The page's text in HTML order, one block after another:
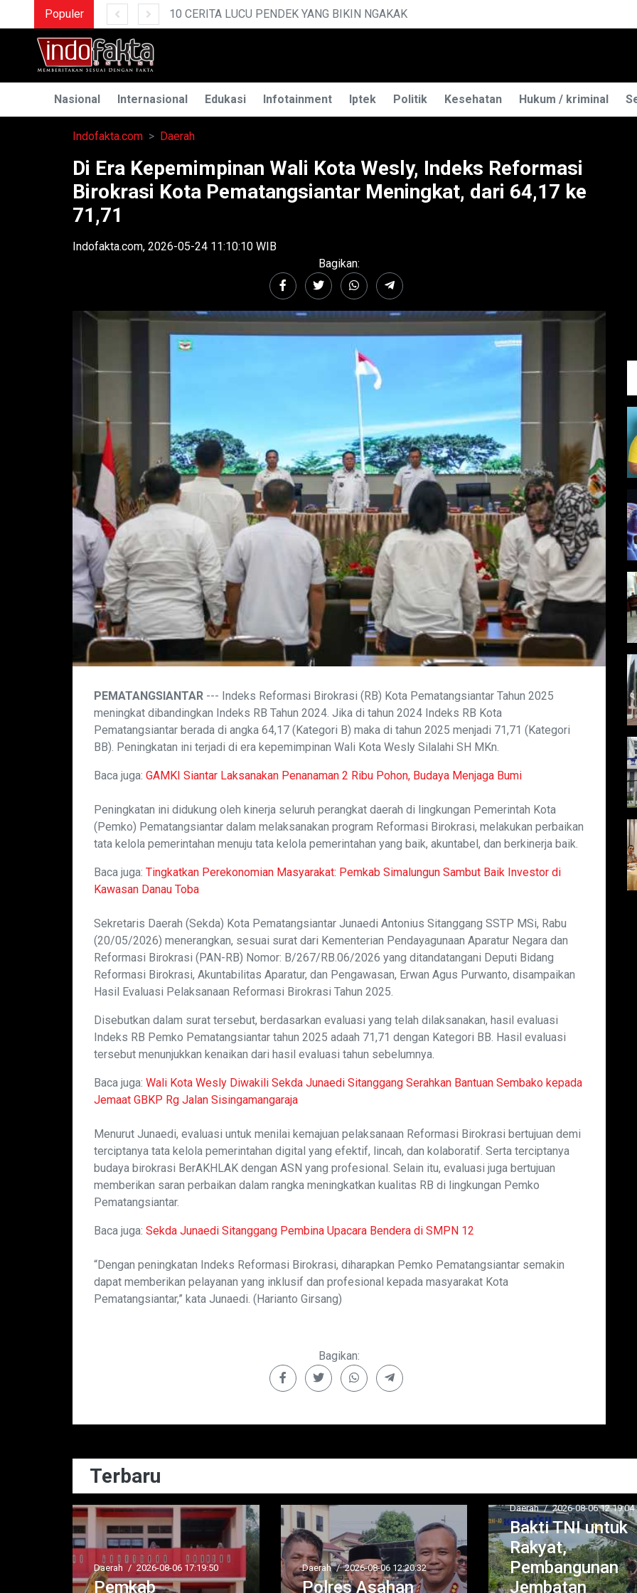
Populer
YANG BIKIN NGAKAK MENGUAK RAHASIA ILMU TELEPATI
Nasional Internasional Edukasi Infotainment Iptek Politik Kesehatan Hukum / kriminal
Indofakta.com Daerah
Di Era Kepemimpinan Wali Kota Wesly, Indeks Reformasi
Birokrasi Kota Pematangsiantar Meningkat, dari 64,17 ke
71,71
Indofakta.com, 2026-05-24 11:10:10 WIB
Bagikan:
PEMATANGSIANTAR --- Indeks Reformasi Birokrasi (RB) Kota Pematangsiantar Tahun 2025
meningkat dibandingkan Indeks RB Tahun 2024. Jika di tahun 2024 Indeks RB Kota
Pematangsiantar berada di angka 64,17 (Kategori B) maka di tahun 2025 menjadi 71,71 (Kategori
BB). Peningkatan ini terjadi di era kepemimpinan Wali Kota Wesly Silalahi SH MKn.
Baca juga: GAMKI Siantar Laksanakan Penanaman 2 Ribu Pohon, Budaya Menjaga Bumi
Peningkatan ini didukung oleh kinerja seluruh perangkat daerah di lingkungan Pemerintah Kota
(Pemko) Pematangsiantar dalam melaksanakan program Reformasi Birokrasi, melakukan perbaikan
tata kelola pemerintahan menuju tata kelola pemerintahan yang baik, akuntabel, dan berkinerja baik.
Baca juga: Tingkatkan Perekonomian Masyarakat: Pemkab Simalungun Sambut Baik Investor di
Kawasan Danau Toba
Sekretaris Daerah (Sekda) Kota Pematangsiantar Junaedi Antonius Sitanggang SSTP MSi, Rabu
(20/05/2026) menerangkan, sesuai surat dari Kementerian Pendayagunaan Aparatur Negara dan
Reformasi Birokrasi (PAN-RB) Nomor: B/267/RB.06/2026 yang ditandatangani Deputi Bidang
Reformasi Birokrasi, Akuntabilitas Aparatur, dan Pengawasan, Erwan Agus Purwanto, disampaikan
Hasil Evaluasi Pelaksanaan Reformasi Birokrasi Tahun 2025.
Disebutkan dalam surat tersebut, berdasarkan evaluasi yang telah dilaksanakan, hasil evaluasi
Indeks RB Pemko Pematangsiantar tahun 2025 adaah 71,71 dengan Kategori BB. Hasil evaluasi
tersebut menunjukkan kenaikan dari hasil evaluasi tahun sebelumnya.
Baca juga: Wali Kota Wesly Diwakili Sekda Junaedi Sitanggang Serahkan Bantuan Sembako kepada
Jemaat GBKP Rg Jalan Sisingamangaraja
Menurut Junaedi, evaluasi untuk menilai kemajuan pelaksanaan Reformasi Birokrasi bertujuan demi
terciptanya tata kelola pemerintahan digital yang efektif, lincah, dan kolaboratif. Serta terciptanya
budaya birokrasi BerAKHLAK dengan ASN yang profesional. Selain itu, evaluasi juga bertujuan
memberikan saran perbaikan dalam rangka meningkatkan kualitas RB di lingkungan Pemko
Pematangsiantar.
Baca juga: Sekda Junaedi Sitanggang Pembina Upacara Bendera di SMPN 12
“Dengan peningkatan Indeks Reformasi Birokrasi, diharapkan Pemko Pematangsiantar semakin
dapat memberikan pelayanan yang inklusif dan profesional kepada masyarakat Kota
Pematangsiantar,” kata Junaedi. (Harianto Girsang)
Bagikan:
Terbaru
Daerah / 2026-08-06 12:20:32
Polres Asahan
Daerah / 2026-08-06 12:19:04
Bakti TNI untuk
Rakyat,
Pembangunan
Jembatan